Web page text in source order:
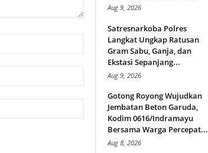
Aug 9, 2026
Satresnarkoba Polres
Langkat Ungkap Ratusan
Gram Sabu, Ganja, dan
Ekstasi Sepanjang...
Aug 9, 2026
Gotong Royong Wujudkan
Jembatan Beton Garuda,
Kodim 0616/Indramayu
Bersama Warga Percepat...
Aug 8, 2026